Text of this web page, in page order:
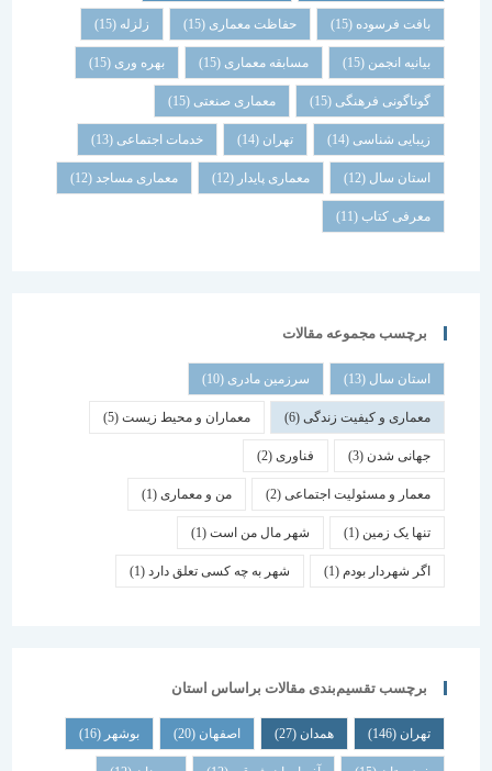
بافت فرسوده (15) حفاظت معماری (15) زلزله
بیانیه انجمن(15) مسابقه معماری (15) بهره وری(15)
گوناگونی فرهنگی (15) معماری صنعتی(15)
زیبایی شناسی (14) تهران خدمات اجتماعی (13)
استان سال(12) معماری پایدار (12) معماری مساجد(12)
معرفی کتاب(11)
برچسب مجموعه مقالات
استان سال(13) سرزمین مادری(10)
معماری و کیفیت زندگی(6) معماران و محیط زیست(5)
جهانی شدن(3) فناوری (2)
معمار و مسئولیت اجتماعی (2) من و معماری (1)
تنها یک زمین(1) شهر مال من است(1)
اگر شهردار بودم (1) شهر به چه کسی تعلق دارد(1)
برچسب تقسیم‌بندی مقالات براساس استان
همدان اصفهان (20) بوشهر